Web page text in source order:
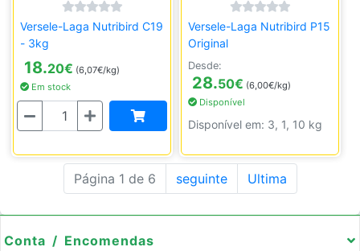
Versele-Laga Nutribird C19
- 3kg
18.20€ (6,07€/kg)
Em stock
Quantidade
Versele-Laga Nutribird P15
Original
Desde:
28.50€ (6,00€/kg)
Disponível
Disponível em: 3, 1, 10 kg
Página 1 de 6 seguinte Ultima
Conta / Encomendas